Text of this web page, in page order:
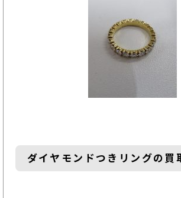
ダイヤモンドつきリングの買